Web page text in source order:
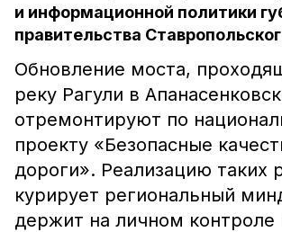
и информационной политики
правительства
Обновление моста,
реку Рагули в
отремонтируют по
проекту «Безопасные
дороги». Реализацию таких
курирует региональный
держит на личном контроле